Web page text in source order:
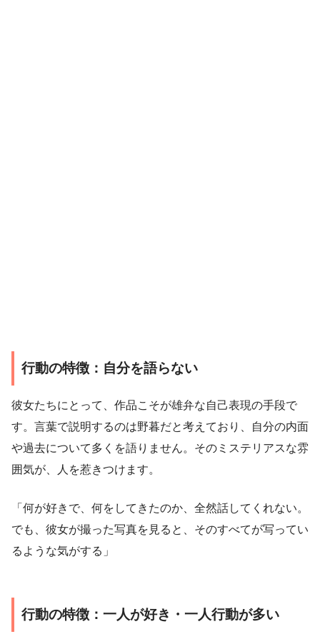
行動の特徴：自分を語らない
彼女たちにとって、作品こそが雄弁な自己表現の手段で
す。言葉で説明するのは野暮だと考えており、自分の内面
や過去について多くを語りません。そのミステリアスな雰
囲気が、人を惹きつけます。
「何が好きで、何をしてきたのか、全然話してくれない。
でも、彼女が撮った写真を見ると、そのすべてが写ってい
るような気がする」
行動の特徴：一人が好き・一人行動が多い